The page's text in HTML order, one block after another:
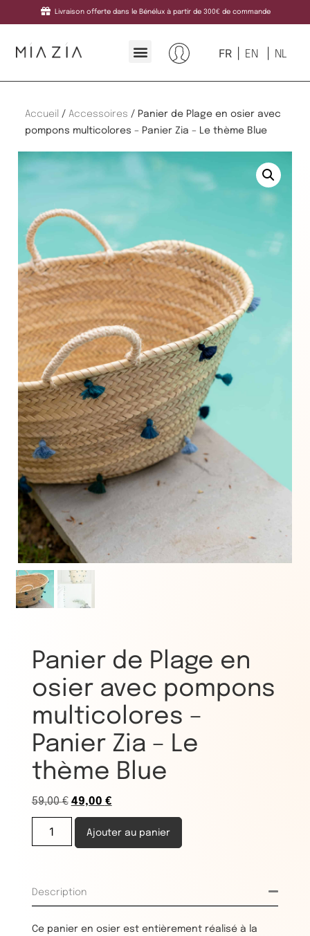
Livraison offerte dans le Bénélux à partir de 300€ de commande
FR EN NL
Accueil / Accessoires / Panier de Plage en osier avec
pompons multicolores – Panier Zia – Le thème Blue
Panier de Plage en
osier avec pompons
multicolores –
Panier Zia – Le
thème Blue
59,00€ 49,00 €
Ajouter au panier
Description
Ce panier en osier est entièrement réalisé à la